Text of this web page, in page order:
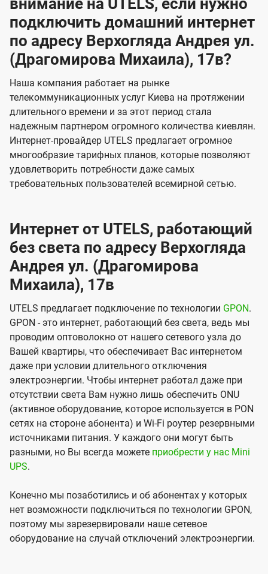
внимание на UTELS, если нужно
подключить домашний интернет
по адресу Верхогляда Андрея ул.
(Драгомирова Михаила), 17в?
Наша компания работает на рынке
телекоммуникационных услуг Киева на протяжении
длительного времени и за этот период стала
надежным партнером огромного количества киевлян.
Интернет-провайдер UTELS предлагает огромное
многообразие тарифных планов, которые позволяют
удовлетворить потребности даже самых
требовательных пользователей всемирной сетью.
Интернет от UTELS, работающий
без света по адресу Верхогляда
Андрея ул. (Драгомирова
Михаила), 17в
UTELS предлагает подключение по технологии GPON.
GPON - это интернет, работающий без света, ведь мы
проводим оптоволокно от нашего сетевого узла до
Вашей квартиры, что обеспечивает Вас интернетом
даже при условии длительного отключения
электроэнергии. Чтобы интернет работал даже при
отсутствии света Вам нужно лишь обеспечить ONU
(активное оборудование, которое используется в PON
сетях на стороне абонента) и Wi-Fi роутер резервными
источниками питания. У каждого они могут быть
разными, но Вы всегда можете приобрести у нас Mini
UPS.
Конечно мы позаботились и об абонентах у которых
нет возможности подключиться по технологии GPON,
поэтому мы зарезервировали наше сетевое
оборудование на случай отключений электроэнергии.